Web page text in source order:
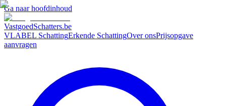
Ga naar hoofdinhoud
VastgoedSchatters.be
VLABEL SchattingErkende SchattingOver onsPrijsopgave
aanvragen